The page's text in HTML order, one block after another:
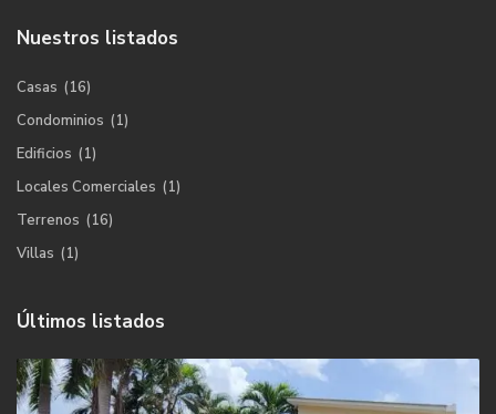
Nuestros listados
Casas (16)
Condominios (1)
Edificios (1)
Locales Comerciales (1)
Terrenos (16)
Villas (1)
Últimos listados